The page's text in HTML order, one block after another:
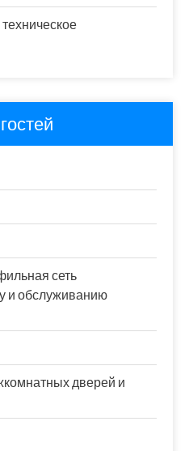
сеть
и обслуживанию
дверей и